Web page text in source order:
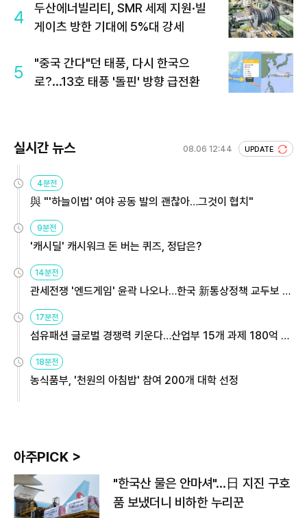
4
두산에너빌리티, SMR 세제 지원·빌
게이츠 방한 기대에 5%대 강세
5
"중국 간다"던 태풍, 다시 한국으
로?...13호 태풍 '돌핀' 방향 급전환
실시간 뉴스 08.06 12:44 UPDATE
4분전
與 "'하늘이법' 여야 공동 발의 괜찮아…그것이 협치"
9분전
'캐시딜' 캐시워크 돈 버는 퀴즈, 정답은?
14분전
관세전쟁 '엔드게임' 윤곽 나오나…한국 新통상정책 교두보 활
용해야
17분전
섬유패션 글로벌 경쟁력 키운다…산업부 15개 과제 180억 지
원
18분전
농식품부, '천원의 아침밥' 참여 200개 대학 선정
아주PICK >
"한국산 물은 안마셔"…日 지진 구호
품 보냈더니 비하한 누리꾼